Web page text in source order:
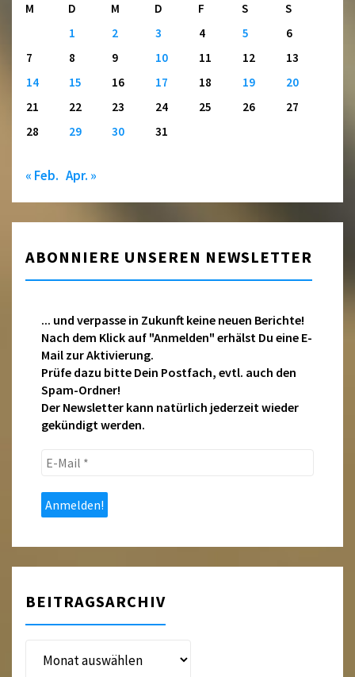
M
D M D F S
S
1
2 3 4 5
6
7
8 9 10 11 12
13
14
15 16 17 18 19
20
21
22 23 24 25 26
27
28
29 30 31
« Feb. Apr. »
ABONNIERE UNSEREN NEWSLETTER
... und verpasse in Zukunft keine neuen Berichte!
Nach dem Klick auf "Anmelden" erhälst Du eine E-
Mail zur Aktivierung.
Prüfe dazu bitte Dein Postfach, evtl. auch den
Spam-Ordner!
Der Newsletter kann natürlich jederzeit wieder
gekündigt werden.
E-
*
BEITRAGSARCHIV
Beitragsarchiv